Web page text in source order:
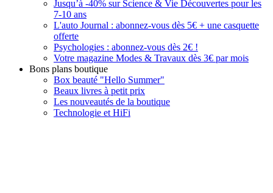
Jusqu’à -40% sur Science & Vie Découvertes pour les
7-10 ans
L'auto Journal : abonnez-vous dès 5€ + une casquette
offerte
Psychologies : abonnez-vous dès 2€ !
Votre magazine Modes & Travaux dès 3€ par mois
Bons plans boutique
Box beauté "Hello Summer"
Beaux livres à petit prix
Les nouveautés de la boutique
Technologie et HiFi